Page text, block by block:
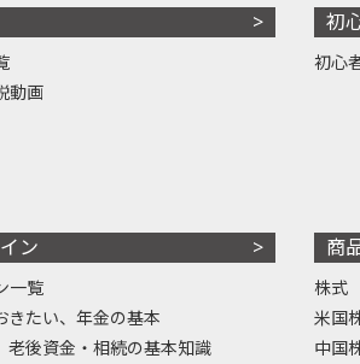
動画
初
初心
ン
一覧
きたい、年金の基本
老後資金・相続の基本知識
商
株式
米国
中国